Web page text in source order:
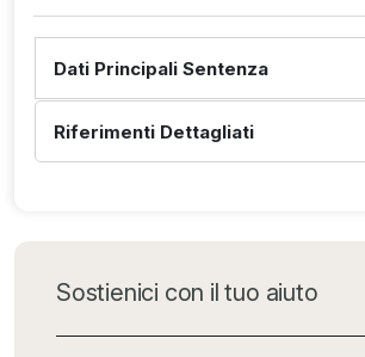
Dati Principali Sentenza
Riferimenti Dettagliati
Sostienici con il tuo aiuto